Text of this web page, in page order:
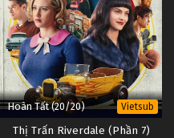
Hoàn Tất (20/20) Vietsub
Thị Trấn Riverdale (Phần 7)